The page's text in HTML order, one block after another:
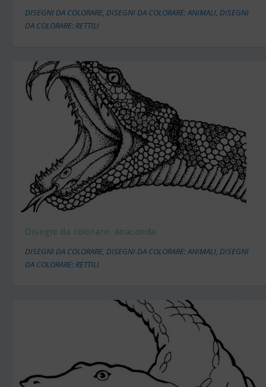
DISEGNI DA COLORARE,DISEGNI DA COLORARE: ANIMALI,DISEGNI
DA COLORARE: RETTILI
Disegni da colorare: Anaconda
DISEGNI DA COLORARE,DISEGNI DA COLORARE: ANIMALI,DISEGNI
DA COLORARE: RETTILI